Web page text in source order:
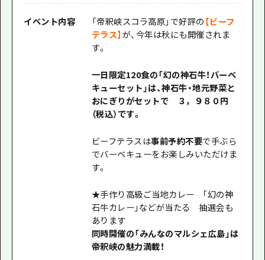
イベント内容 「帝釈峡スコラ高原」で好評の【ビーフ
テラス】が、今年は秋にも開催されま
す。
一日限定120食の「幻の神石牛！バーベ
キューセット」は、神石牛・地元野菜と
おにぎりがセットで ３，９８０円
（税込）です。
ビーフテラスは事前予約不要で手ぶら
でバーベキューをお楽しみいただけま
す。
★手作り高級ご当地カレー ｢幻の神
石牛カレー｣などが当たる
抽選会も
あります
同時開催の「みんなのマルシェ広島」は
帝釈峡の魅力満載！